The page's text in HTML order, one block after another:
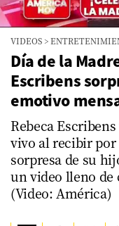
00:00/03:39
VIDEOS >
Día de la
Escribens
emotivo
Rebeca
vivo al recibir por
sorpresa de su
un video lleno de
(Video: América)